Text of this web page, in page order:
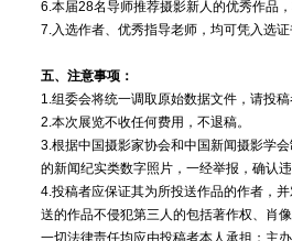
6.本届28名导师推荐摄影新人的优秀作品
7.入选作者、优秀指导老师，均可凭入选
五、注意事项：
1.组委会将统一调取原始数据文件，请投
2.本次展览不收任何费用，不退稿。
3.根据中国摄影家协会和中国新闻摄影学
的新闻纪实类数字照片，一经举报，确认
4.投稿者应保证其为所投送作品的作者，
送的作品不侵犯第三人的包括著作权、肖
一切法律责任均应由投稿者本人承担；主